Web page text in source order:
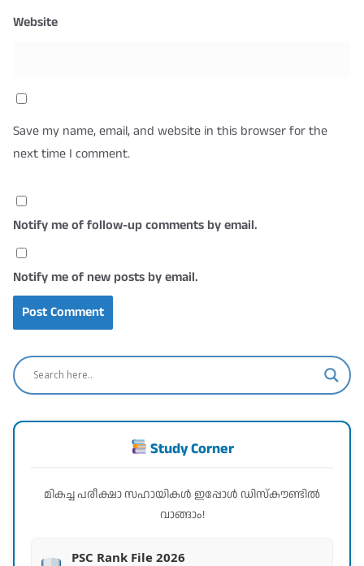
Website
Save my name, email, and website in this browser for the
next time I comment.
Notify me of follow-up comments by email.
Notify me of new posts by email.
Study Corner
മികച്ച പരീക്ഷാ സഹായികൾ ഇപ്പോൾ ഡിസ്കൗണ്ടിൽ
വാങ്ങാം!
PSC Rank File 2026